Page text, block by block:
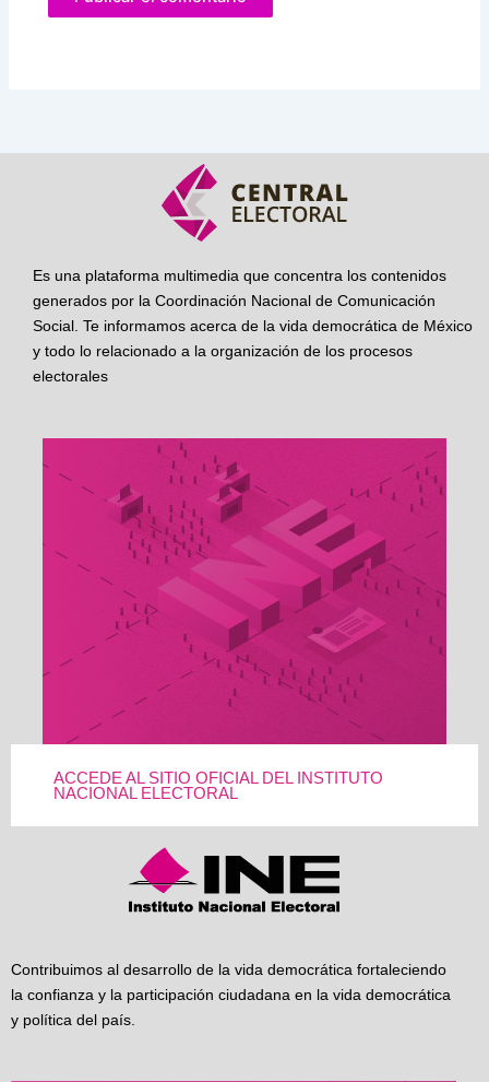
Es una plataforma multimedia que concentra los contenidos
generados por la Coordinación Nacional de Comunicación
Social. Te informamos acerca de la vida democrática de México
y todo lo relacionado a la organización de los procesos
electorales
ACCEDE AL SITIO OFICIAL DEL INSTITUTO
NACIONAL ELECTORAL
Contribuimos al desarrollo de la vida democrática fortaleciendo
la confianza y la participación ciudadana en la vida democrática
y política del país.